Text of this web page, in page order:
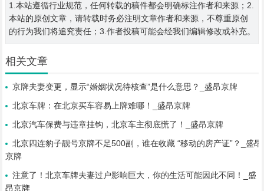
1.本站遵循行业规范，任何转载的稿件都会明确标注作者和来源；2.
本站的原创文章，请转载时务必注明文章作者和来源，不尊重原创
的行为我们将追究责任；3.作者投稿可能会经我们编辑修改或补充。
相关文章
京牌夫妻变更，显示“婚姻状况待核查”是什么意思？_盛昂京牌
北京车牌：在北京买车容易上牌难哪！_盛昂京牌
北京汽车保费与违章挂钩，北京车主彻底慌了！_盛昂京牌
北京四连豹子靓号京牌不足500副，谁在收藏 “移动的房产证”？_盛昂
京牌
注意了！北京车牌夫妻过户影响巨大，你的生活可能因此不同！_盛
昂京牌